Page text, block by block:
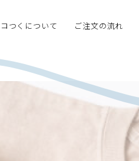
つくについて ご注文の流れ